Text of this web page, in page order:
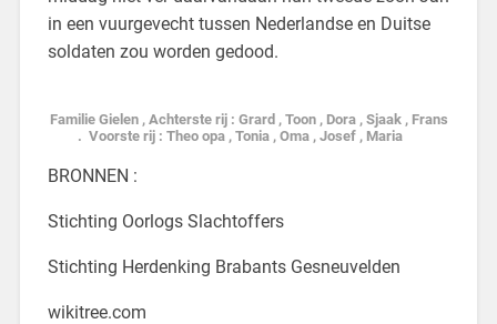
in een vuurgevecht tussen Nederlandse en Duitse
soldaten zou worden gedood.
Familie Gielen , Achterste rij : Grard , Toon , Dora , Sjaak , Frans
. Voorste rij : Theo opa , Tonia , Oma , Josef , Maria
BRONNEN :
Stichting Oorlogs Slachtoffers
Stichting Herdenking Brabants Gesneuvelden
wikitree.com